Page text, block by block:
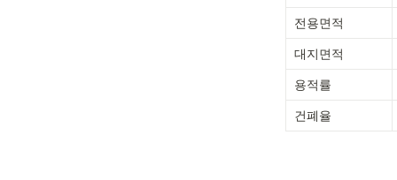
전용면적
대지면적
용적률
건폐율